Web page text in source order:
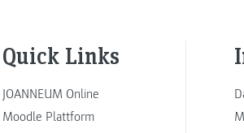
Quick Links
JOANNEUM Online
Moodle Plattform